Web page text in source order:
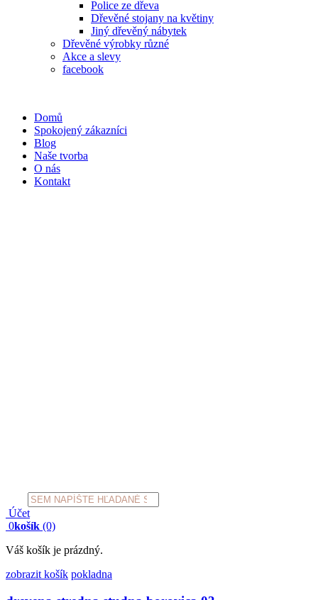
Police ze dřeva
Dřevěné stojany na květiny
Jiný dřevěný nábytek
Dřevěné výrobky různé
Akce a slevy
facebook
Domů
Spokojený zákazníci
Blog
Naše tvorba
O nás
Kontakt
Products
search
Účet
0košík (0)
Váš košík je prázdný.
zobrazit košík pokladna